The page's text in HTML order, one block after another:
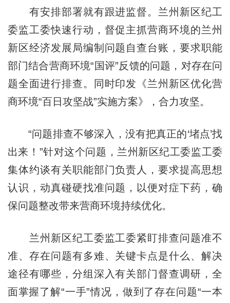
有安排部署就有跟进监督。兰州新区纪工
委监工委快速行动，督促主抓营商环境的兰州
新区经济发展局编制问题自查台账，要求职能
部门结合营商环境“国评”反馈的问题，对存在问
题全面进行排查。同时印发《兰州新区优化营
商环境“百日攻坚战”实施方案》，合力攻坚。
“问题排查不够深入，没有把真正的‘堵点’找
出来！”针对这个问题，兰州新区纪工委监工委
集体约谈有关职能部门负责人，要求提高思想
认识，动真碰硬找准问题，以便对症下药，确
保问题整改带来营商环境持续优化。
兰州新区纪工委监工委紧盯排查问题准不
准、存在问题有多难、关键卡点是什么、解决
途径有哪些，分组深入有关部门督查调研，全
面掌握了解“一手”情况，做到了存在问题“一本